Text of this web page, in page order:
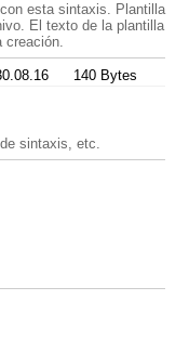
esta sintaxis. Plantilla
El texto de la plantilla
creación.
140 Bytes
sintaxis, etc.